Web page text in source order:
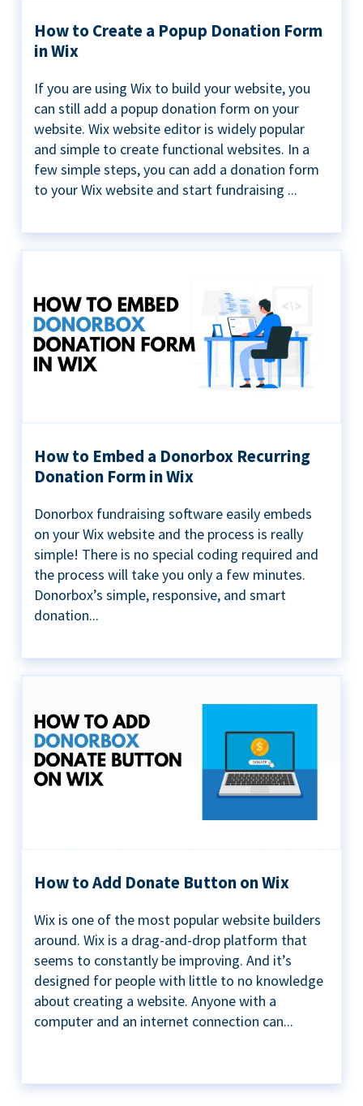
How to Create a Popup Donation Form
in Wix
If you are using Wix to build your website, you
can still add a popup donation form on your
website. Wix website editor is widely popular
and simple to create functional websites. In a
few simple steps, you can add a donation form
to your Wix website and start fundraising ...
How to Embed a Donorbox Recurring
Donation Form in Wix
Donorbox fundraising software easily embeds
on your Wix website and the process is really
simple! There is no special coding required and
the process will take you only a few minutes.
Donorbox’s simple, responsive, and smart
donation...
How to Add Donate Button on Wix
Wix is one of the most popular website builders
around. Wix is a drag-and-drop platform that
seems to constantly be improving. And it’s
designed for people with little to no knowledge
about creating a website. Anyone with a
computer and an internet connection can...